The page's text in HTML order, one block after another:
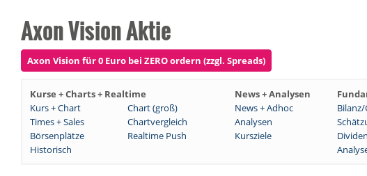
Axon Vision Aktie
Axon Vision für 0 Euro bei ZERO ordern (zzgl. Spreads)
Kurse + Charts + Realtime News + Analysen
Kurs + Chart
Chart (groß) News + Adhoc Bilanz/
Times + Sales
Chartvergleich Analysen
Börsenplätze
Realtime Push Kursziele
Historisch